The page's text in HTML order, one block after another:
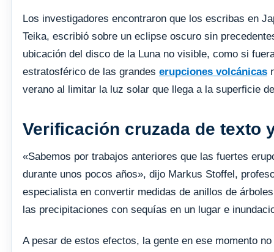
Los investigadores encontraron que los escribas en
Teika, escribió sobre un eclipse oscuro sin
ubicación del disco de la Luna no visible, como si
estratosférico de las grandes erupciones volcánicas
verano al limitar la luz solar que llega a la superficie
Verificación cruzada de texto
«Sabemos por trabajos anteriores que las fuertes
durante unos pocos años», dijo Markus Stoffel,
especialista en convertir medidas de anillos de
las precipitaciones con sequías en un lugar e
A pesar de estos efectos, la gente en ese momento